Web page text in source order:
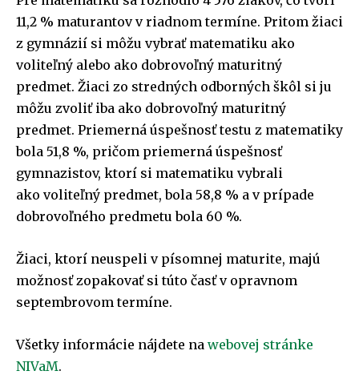
11,2 % maturantov v riadnom termíne. Pritom žiaci
z gymnázií si môžu vybrať matematiku ako
voliteľný alebo ako dobrovoľný maturitný
predmet. Žiaci zo stredných odborných škôl si ju
môžu zvoliť iba ako dobrovoľný maturitný
predmet. Priemerná úspešnosť testu z matematiky
bola 51,8 %, pričom priemerná úspešnosť
gymnazistov, ktorí si matematiku vybrali
ako voliteľný predmet, bola 58,8 % a v prípade
dobrovoľného predmetu bola 60 %.
Žiaci, ktorí neuspeli v písomnej maturite, majú
možnosť zopakovať si túto časť v opravnom
septembrovom termíne.
Všetky informácie nájdete na webovej stránke
NIVaM.